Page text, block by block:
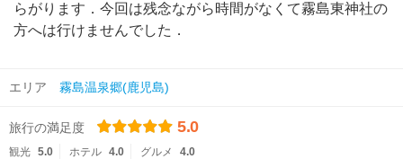
らがります．今回は残念ながら時間がなくて霧島東神社の
方へは行けませんでした．
エリア 霧島温泉郷(鹿児島)
旅行の満足度 5.0
観光 5.0 ホテル 4.0 グルメ 4.0